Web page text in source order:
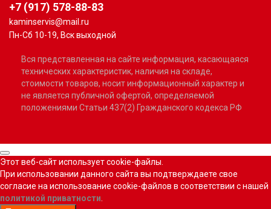
+7 (917) 578-88-83
kaminservis@mail.ru
Пн-Сб 10-19, Вск выходной
Вся представленная на сайте информация, касающаяся
технических характеристик, наличия на складе,
стоимости товаров, носит информационный характер и
не является публичной офертой, определяемой
положениями Статьи 437(2) Гражданского кодекса РФ
Этот веб-сайт использует cookie-файлы.
При использовании данного сайта вы подтверждаете свое
согласие на использование cookie-файлов в соответствии с нашей
политикой приватности.